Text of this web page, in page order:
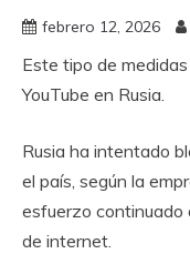
febrero 12, 2026
Este tipo de
YouTube en Rusia.
Rusia ha intentado
el país, según la
esfuerzo continuado
de internet.